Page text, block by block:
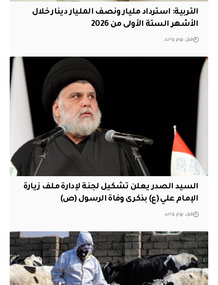
التربية: استرداد مليار ونصف المليار دينار خلال
الأشهر الستة الأولى من 2026
قبل يوم واحد
السيد الصدر يعلن تشكيل لجنة لإدارة ملف زيارة
الإمام علي (ع) بذكرى وفاة الرسول (ص)
قبل يوم واحد